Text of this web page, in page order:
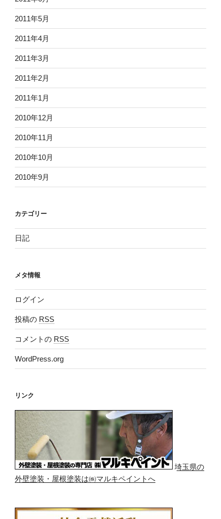
2011年5月
2011年4月
2011年3月
2011年2月
2011年1月
2010年12月
2010年11月
2010年10月
2010年9月
カテゴリー
日記
メタ情報
ログイン
投稿の RSS
コメントの RSS
WordPress.org
リンク
埼玉県の
外壁塗装・屋根塗装は㈱マルキペイントへ